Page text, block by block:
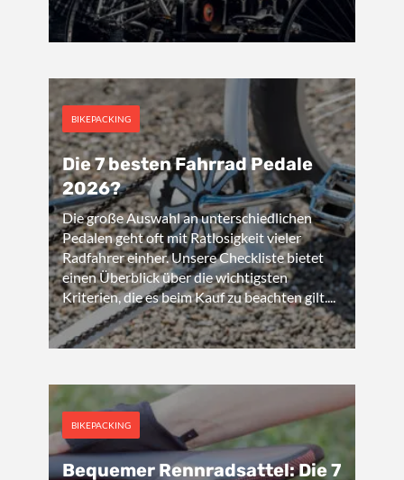
BIKEPACKING
Die 7 besten Fahrrad Pedale
2026?
Die große Auswahl an unterschiedlichen
Pedalen geht oft mit Ratlosigkeit vieler
Radfahrer einher. Unsere Checkliste bietet
einen Überblick über die wichtigsten
Kriterien, die es beim Kauf zu beachten gilt....
BIKEPACKING
Bequemer Rennradsattel: Die 7